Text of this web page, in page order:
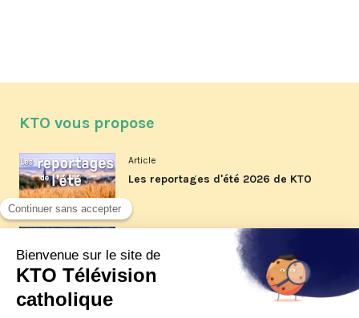
KTO vous propose
Article
Les reportages d'été 2026 de KTO
La visite pastorale du pape Léon
XIV à Assise à suivre sur KTO le
jeudi 6 août